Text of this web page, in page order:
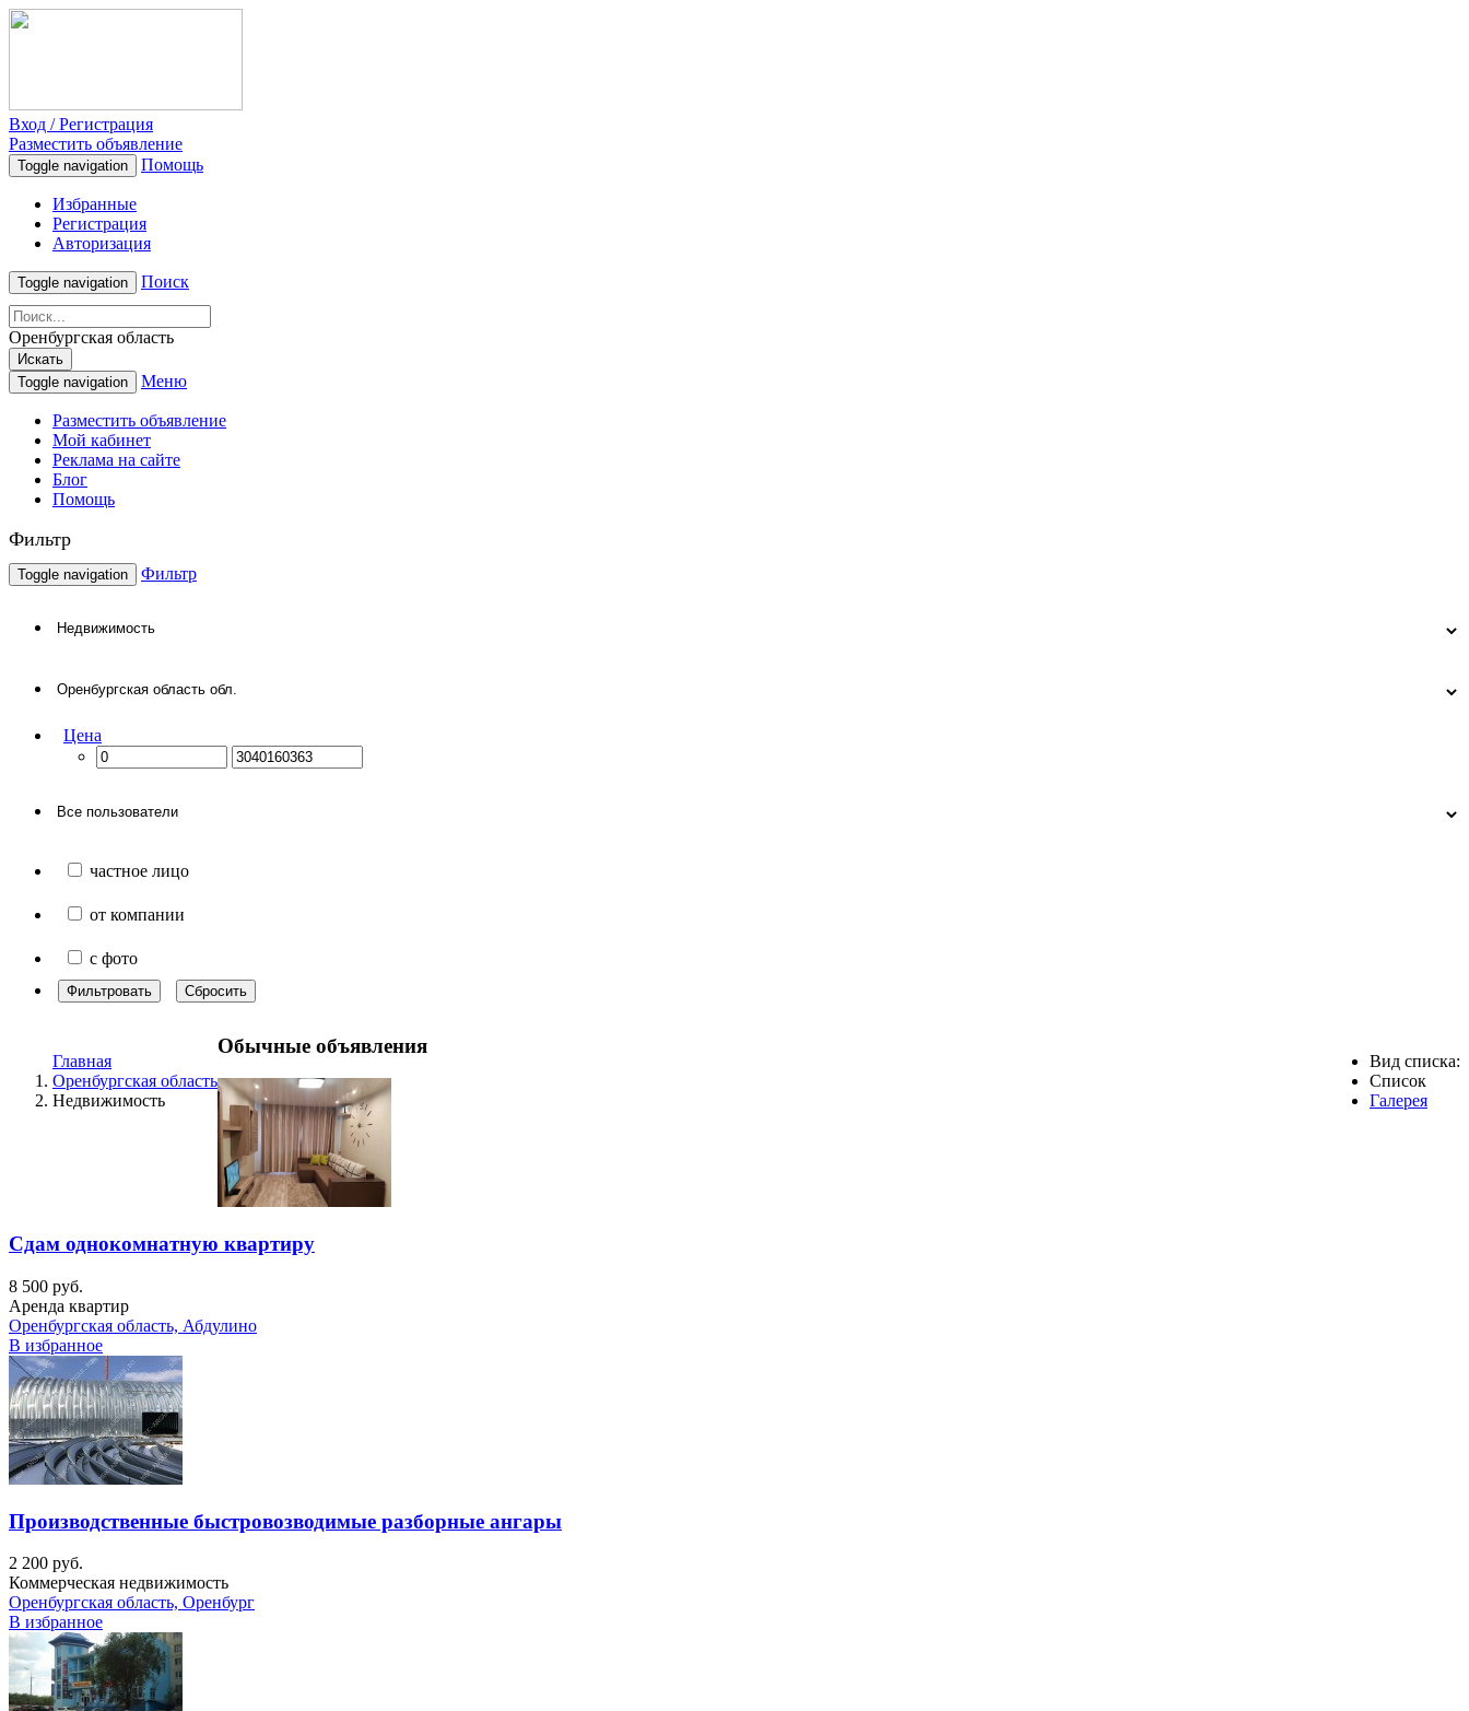
Вход / Регистрация
Разместить объявление
Toggle navigation Помощь
Избранные
Регистрация
Авторизация
Toggle navigation Поиск
Оренбургская область
Искать
Toggle navigation
Меню
Разместить объявление
Мой кабинет
Реклама на сайте
Блог
Помощь
Фильтр
Toggle navigation Фильтр
Цена
частное лицо
от компании
с фото
Фильтровать Сбросить
Главная
Оренбургская область
Недвижимость
Вид списка:
Список
Галерея
Обычные объявления
Сдам однокомнатную квартиру
8 500 руб.
Аренда квартир
Оренбургская область, Абдулино
В избранное
Производственные быстровозводимые разборные ангары
2 200 руб.
Коммерческая недвижимость
Оренбургская область, Оренбург
В избранное